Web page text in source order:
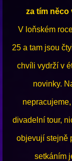
za tím něco
V loňském
25 a tam jsou
chvíli vydrží v
novinky.
divadelní tour,
objevují stejně
setkáním